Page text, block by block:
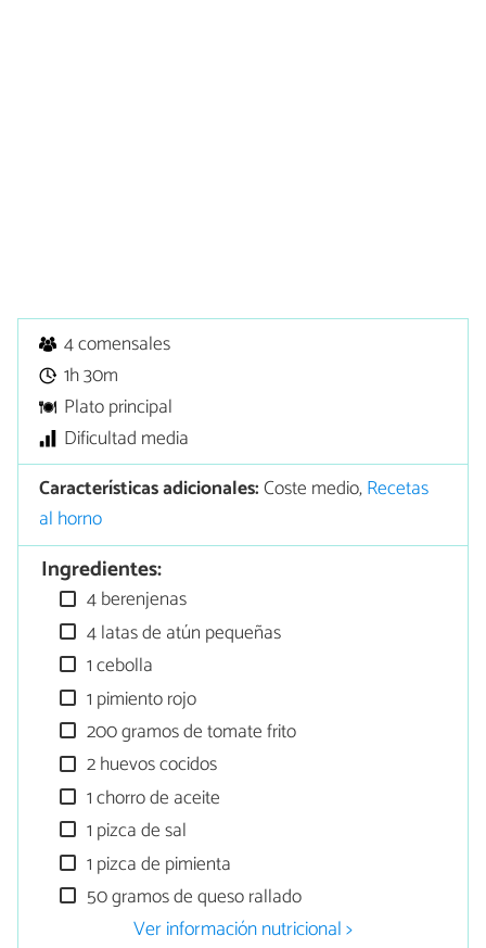
4 comensales
1h 30m
Plato principal
Dificultad media
Características adicionales:Coste medio,Recetas
al horno
Ingredientes:
4 berenjenas
4 latas de atún pequeñas
1 cebolla
1 pimiento rojo
200 gramos de tomate frito
2 huevos cocidos
1 chorro de aceite
1 pizca de sal
1 pizca de pimienta
50 gramos de queso rallado
Ver información nutricional >